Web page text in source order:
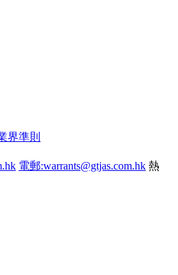
界準則
電郵:warrants@gtjas.com.hk 熱